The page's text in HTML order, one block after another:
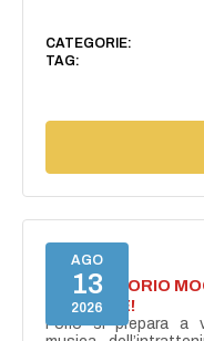
CATEGORIE:
TAG:
AGO
13
2026
NASCE “FORIO
ACCENDE!
Forio si prepara a